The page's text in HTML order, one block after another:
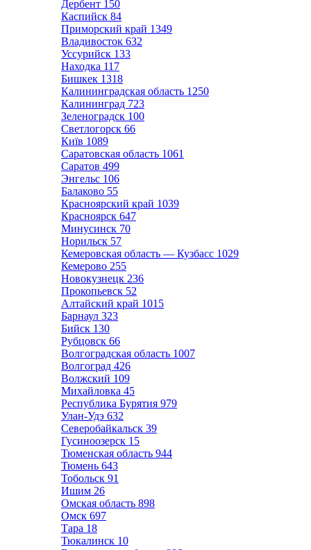
Дербент 150
Каспийск 84
Приморский край 1349
Владивосток 632
Уссурийск 133
Находка 117
Бишкек 1318
Калининградская область 1250
Калининград 723
Зеленоградск 100
Светлогорск 66
Київ 1089
Саратовская область 1061
Саратов 499
Энгельс 106
Балаково 55
Красноярский край 1039
Красноярск 647
Минусинск 70
Норильск 57
Кемеровская область — Кузбасс 1029
Кемерово 255
Новокузнецк 236
Прокопьевск 52
Алтайский край 1015
Барнаул 323
Бийск 130
Рубцовск 66
Волгоградская область 1007
Волгоград 426
Волжский 109
Михайловка 45
Республика Бурятия 979
Улан-Удэ 632
Северобайкальск 39
Гусиноозерск 15
Тюменская область 944
Тюмень 643
Тобольск 91
Ишим 26
Омская область 898
Омск 697
Тара 18
Тюкалинск 10